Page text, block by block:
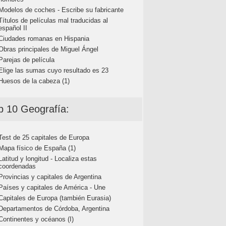
de coches - Escribe su fabricante
de películas mal traducidas al
II
romanas en Hispania
principales de Miguel Ángel
de película
las sumas cuyo resultado es 23
de la cabeza (1)
10 Geografía:
de 25 capitales de Europa
físico de España (1)
y longitud - Localiza estas
y capitales de Argentina
y capitales de América - Une
de Europa (también Eurasia)
de Córdoba, Argentina
y océanos (I)